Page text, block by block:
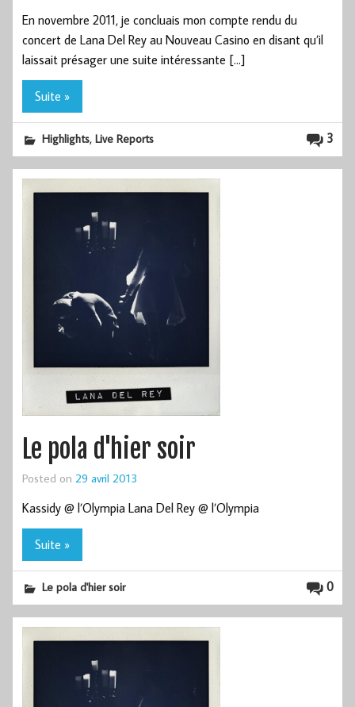
En novembre 2011, je concluais mon compte rendu du
concert de Lana Del Rey au Nouveau Casino en disant qu’il
laissait présager une suite intéressante […]
Suite »
3
Highlights,Live Reports
Le pola d'hier soir
Posted on 29 avril 2013
Kassidy @ l’Olympia Lana Del Rey @ l’Olympia
Suite »
0
Le pola d'hier soir